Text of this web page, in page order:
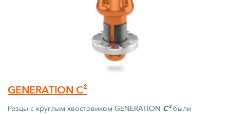
GENERATION C²
Резцы с круглым хвостовиком GENERATION C²были